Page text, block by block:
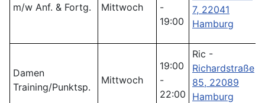
m/w Anf. & Fortg. Mittwoch
-
19:00
7, 22041
Hamburg
Damen
Training/Punktsp.
Mittwoch
19:00
-
22:00
Ric -
Richardstraße
85, 22089
Hamburg